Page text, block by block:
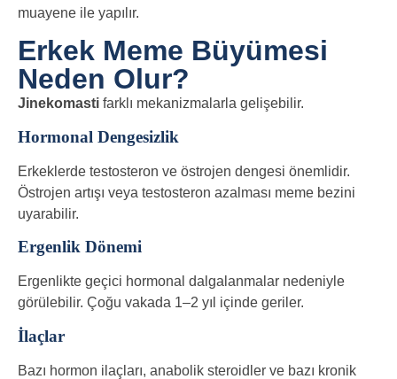
muayene ile yapılır.
Erkek Meme Büyümesi
Neden Olur?
Jinekomasti farklı mekanizmalarla gelişebilir.
Hormonal Dengesizlik
Erkeklerde testosteron ve östrojen dengesi önemlidir.
Östrojen artışı veya testosteron azalması meme bezini
uyarabilir.
Ergenlik Dönemi
Ergenlikte geçici hormonal dalgalanmalar nedeniyle
görülebilir. Çoğu vakada 1–2 yıl içinde geriler.
İlaçlar
Bazı hormon ilaçları, anabolik steroidler ve bazı kronik